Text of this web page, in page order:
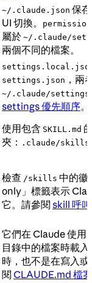
~/.claude.json 保
UI 切換。
屬於 ~/.claude/
兩個不同的檔案。
settings.json ，兩
~/.claude/
settings 優先順序。
使用包含 SKILL.md
夾：
.claude/skills/
檢查 /skills 中的徽
only」標籤表示
它。請參閱 skill 呼叫
它們在 Claude 使用
目錄中的檔案時載
時，也不是在寫入
閱 CLAUDE.md 檔